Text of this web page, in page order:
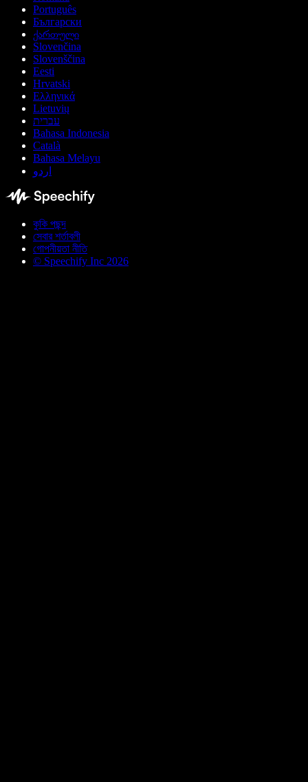
Português
Български
ქართული
Slovenčina
Slovenščina
Eesti
Hrvatski
Ελληνικά
Lietuvių
עברית
Bahasa Indonesia
Català
Bahasa Melayu
اردو
কুকি পছন্দ
সেবার শর্তাবলী
গোপনীয়তা নীতি
© Speechify Inc 2026